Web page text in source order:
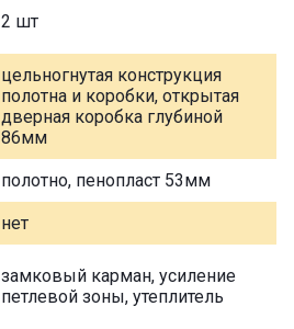
2 шт
цельногнутая конструкция
полотна и коробки, открытая
дверная коробка глубиной
86мм
полотно, пенопласт 53мм
нет
замковый карман, усиление
петлевой зоны, утеплитель